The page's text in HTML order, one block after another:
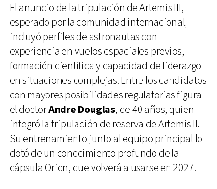
El anuncio de la tripulación de Artemis III,
esperado por la comunidad internacional,
incluyó perfiles de astronautas con
experiencia en vuelos espaciales previos,
formación científica y capacidad de liderazgo
en situaciones complejas. Entre los candidatos
con mayores posibilidades regulatorias figura
el doctorAndre Douglas, de 40 años, quien
integró la tripulación de reserva de Artemis II.
Su entrenamiento junto al equipo principal lo
dotó de un conocimiento profundo de la
cápsula Orion, que volverá a usarse en 2027.